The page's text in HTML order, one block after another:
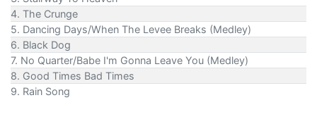
4. The Crunge
5. Dancing Days/When The Levee Breaks (Medley)
6. Black Dog
7. No Quarter/Babe I'm Gonna Leave You (Medley)
8. Good Times Bad Times
9. Rain Song